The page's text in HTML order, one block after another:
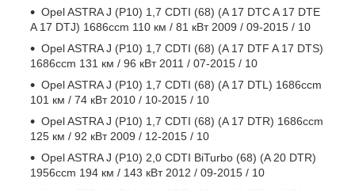
Opel ASTRA J (P10) 1,7 CDTI (68) (A 17 DTC A 17 DTE
A 17 DTJ) 1686ccm 110 км / 81 кВт 2009 / 09-2015 / 10
Opel ASTRA J (P10) 1,7 CDTI (68) (A 17 DTF A 17 DTS)
1686ccm 131 км / 96 кВт 2011 / 07-2015 / 10
Opel ASTRA J (P10) 1,7 CDTI (68) (A 17 DTL) 1686ccm
101 км / 74 кВт 2010 / 10-2015 / 10
Opel ASTRA J (P10) 1,7 CDTI (68) (A 17 DTR) 1686ccm
125 км / 92 кВт 2009 / 12-2015 / 10
Opel ASTRA J (P10) 2,0 CDTI BiTurbo (68) (A 20 DTR)
1956ccm 194 км / 143 кВт 2012 / 09-2015 / 10